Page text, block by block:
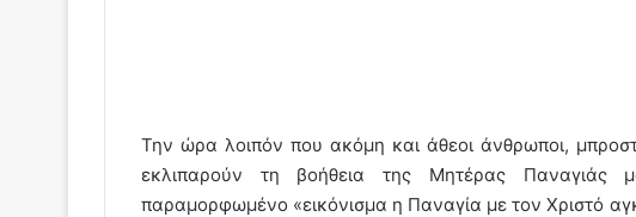
Την ώρα λοιπόν που ακόμη και άθεοι άνθρωποι,
εκλιπαρούν τη βοήθεια της Μητέρας Παναγιάς
παραμορφωμένο «εικόνισμα η Παναγία με τον Χριστό